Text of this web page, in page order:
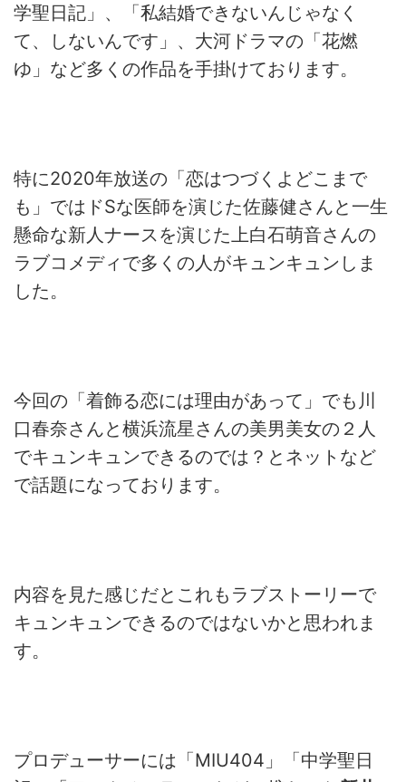
学聖日記」、「私結婚できないんじゃなく
て、しないんです」、大河ドラマの「花燃
ゆ」など多くの作品を手掛けております。
特に2020年放送の「恋はつづくよどこまで
も」ではドSな医師を演じた佐藤健さんと一生
懸命な新人ナースを演じた上白石萌音さんの
ラブコメディで多くの人がキュンキュンしま
した。
今回の「着飾る恋には理由があって」でも川
口春奈さんと横浜流星さんの美男美女の２人
でキュンキュンできるのでは？とネットなど
で話題になっております。
内容を見た感じだとこれもラブストーリーで
キュンキュンできるのではないかと思われま
す。
プロデューサーには「MIU404 」「中学聖日